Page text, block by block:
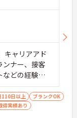
ャリアアド
ンナー、接客
などの経験の
お持ちの方
ー、精神保健
します！
110日以上
ブランクOK
得実績あり